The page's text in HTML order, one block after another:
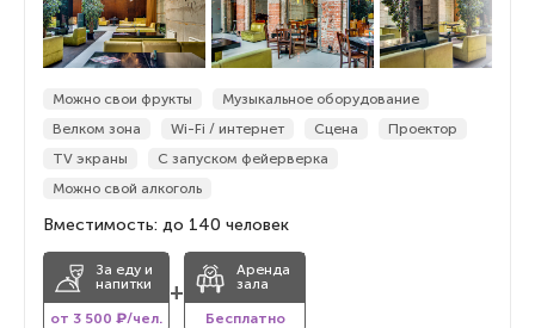
Можно свои фрукты
Музыкальное оборудование
Велком зона
Wi-Fi / интернет Сцена
Проектор
TV экраны
С запуском фейерверка
Можно свой алкоголь
Вместимость: до 140 человек
За еду и
напитки
от 3 500 ₽/чел.
+
Аренда
зала
Бесплатно